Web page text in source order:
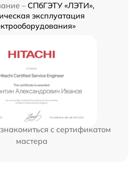
– СПбГЭТУ «ЛЭТИ»,
эксплуатация
с сертификатом
мастера